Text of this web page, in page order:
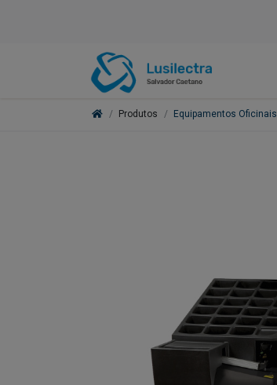
Produtos Equipamentos Oficinais